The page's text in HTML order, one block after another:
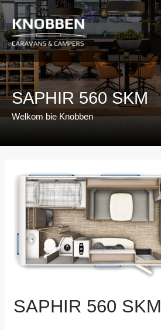
Ga
naar
de
inhoud
SAPHIR 560 SKM
Welkom bie Knobben
SAPHIR 560 SKM